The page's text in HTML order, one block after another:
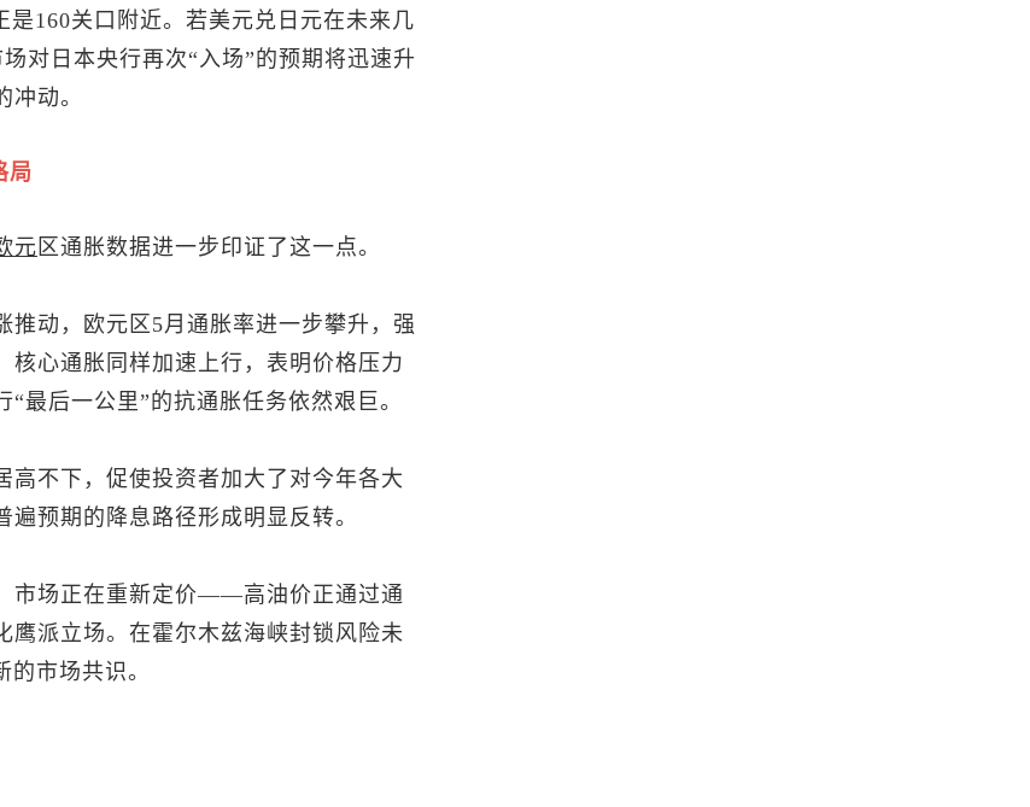
是160关口附近。若美元兑日元在未来几
对日本央行再次“入场”的预期将迅速升
动。
局
元 区通胀数据进一步印证了这一点。
动，欧元区5月通胀率进一步攀升，强
核心通胀同样加速上行，表明价格压力
最后一公里”的抗通胀任务依然艰巨。
高不下，促使投资者加大了对今年各大
预期的降息路径形成明显反转。
市场正在重新定价——高油价正通过通
鹰派立场。在霍尔木兹海峡封锁风险未
市场共识。